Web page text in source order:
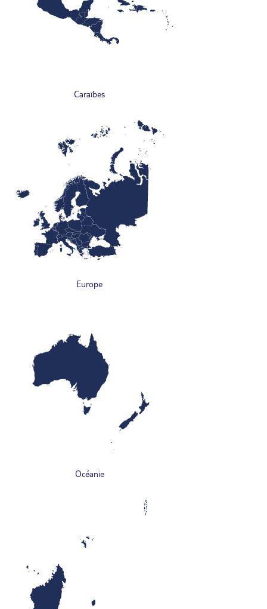
Caraïbes
Europe
Océanie